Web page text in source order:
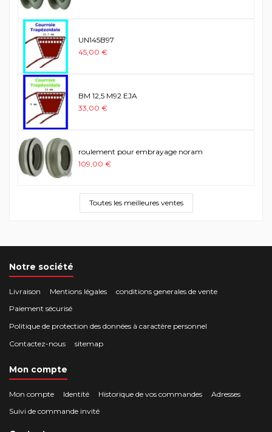
UN145B97
45,00 €
BM 12,5 M92 EJA
33,00 €
roulement pour embrayage noram
109,00 €
Toutes les meilleures ventes
Notre société
Livraison Mentions légales
conditions generales de vente
Paiement sécurisé
Politique de protection des données à caractère personnel
Contactez-nous
sitemap
Mon compte
Mon compte Identité Historique de vos commandes
Adresses
Suivi de commande invité